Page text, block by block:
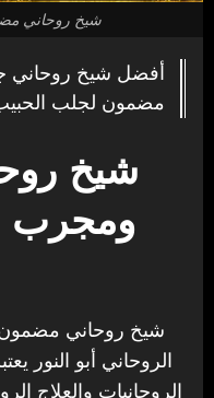
شيخ روحاني
أفضل شيخ روحاني
مضمون لجلب
شيخ
ومجرب
شيخ روحاني
الروحاني أبو النور
الروحانيات والعلاج